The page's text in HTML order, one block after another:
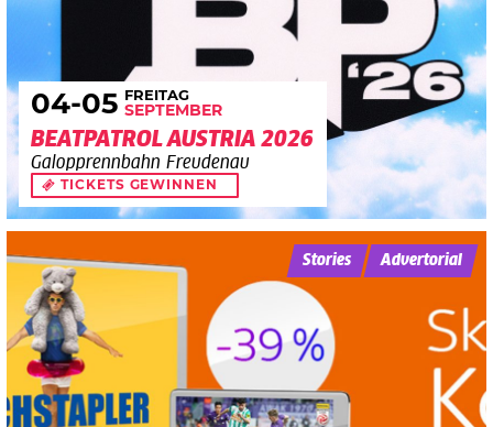
04-05 FREITAG
SEPTEMBER
BEATPATROL AUSTRIA 2026
Galopprennbahn Freudenau
TICKETS GEWINNEN
Stories Advertorial